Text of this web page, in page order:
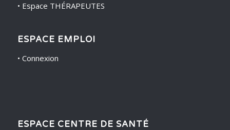
• Espace THÉRAPEUTES
ESPACE EMPLOI
• Connexion
ESPACE CENTRE DE SANTÉ